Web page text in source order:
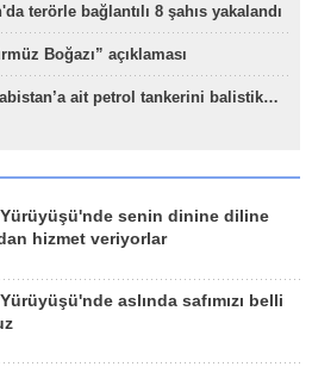
terörle bağlantılı 8 şahıs yakalandı
Boğazı” açıklaması
ait petrol tankerini balistik…
Yürüyüşü'nde senin dinine diline
hizmet veriyorlar
aslında safımızı belli